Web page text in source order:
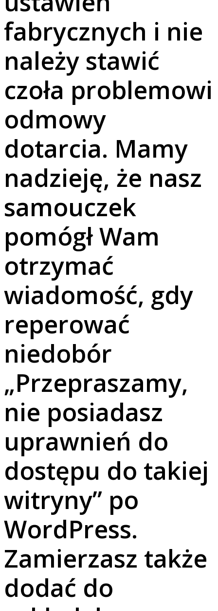
fabrycznych i nie
należy stawić
czoła problemowi
odmowy
dotarcia. Mamy
nadzieję, że nasz
samouczek
pomógł Wam
otrzymać
wiadomość, gdy
reperować
niedobór
„Przepraszamy,
nie posiadasz
uprawnień do
dostępu do takiej
witryny” po
WordPress.
Zamierzasz także
dodać do